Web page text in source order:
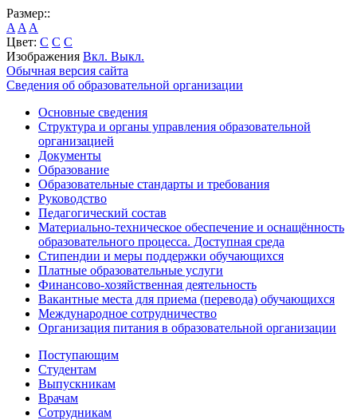
Размер::
A A A
Цвет: C C C
Изображения Вкл. Выкл.
Обычная версия сайта
Сведения об образовательной организации
Основные сведения
Структура и органы управления образовательной
организацией
Документы
Образование
Образовательные стандарты и требования
Руководство
Педагогический состав
Материально-техническое обеспечение и оснащённость
образовательного процесса. Доступная среда
Стипендии и меры поддержки обучающихся
Платные образовательные услуги
Финансово-хозяйственная деятельность
Вакантные места для приема (перевода) обучающихся
Международное сотрудничество
Организация питания в образовательной организации
Поступающим
Студентам
Выпускникам
Врачам
Сотрудникам